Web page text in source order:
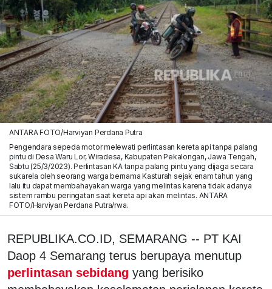
ANTARA FOTO/Harviyan Perdana Putra
Pengendara sepeda motor melewati perlintasan kereta api tanpa palang
pintu di Desa Waru Lor, Wiradesa, Kabupaten Pekalongan, Jawa Tengah,
Sabtu (25/3/2023). Perlintasan KA tanpa palang pintu yang dijaga secara
sukarela oleh seorang warga bernama Kasturah sejak enam tahun yang
lalu itu dapat membahayakan warga yang melintas karena tidak adanya
sistem rambu peringatan saat kereta api akan melintas. ANTARA
FOTO/Harviyan Perdana Putra/rwa.
REPUBLIKA.CO.ID, SEMARANG -- PT KAI
Daop 4 Semarang terus berupaya menutup
perlintasan sebidang yang berisiko